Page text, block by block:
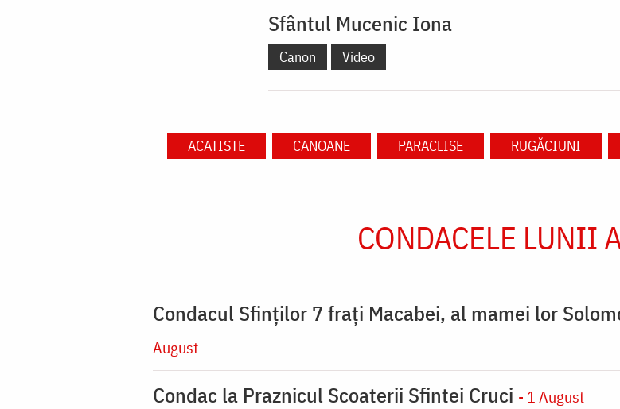
Sfântul Mucenic Iona
Canon Video
ACATISTE CANOANE PARACLISE RUGĂCIUNI
CONDACELE LUNII
Condacul Sfinţilor 7 fraţi Macabei, al mamei lor
August
Condac la Praznicul Scoaterii Sfintei Cruci - 1 August